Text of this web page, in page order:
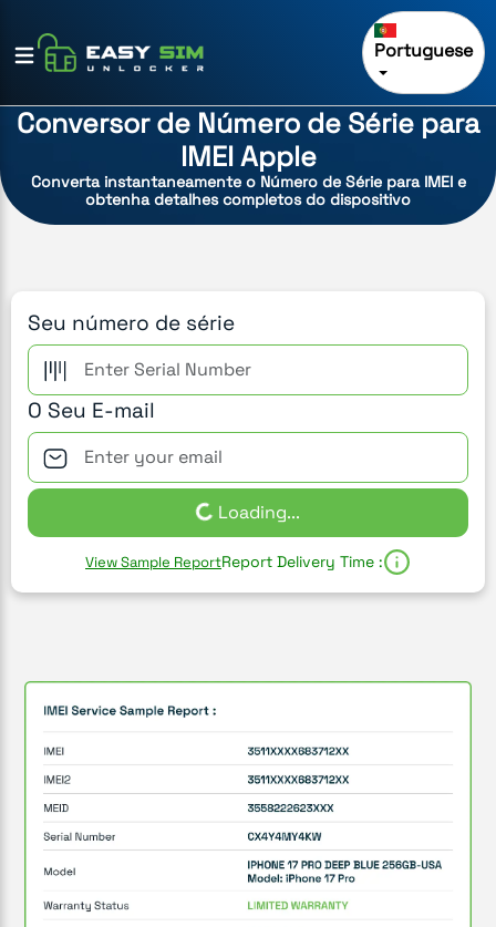
Portuguese
Conversor de Número de Série para
IMEI Apple
Converta instantaneamente o Número de Série para IMEI e
obtenha detalhes completos do dispositivo
Seu número de série
O Seu E-mail
Loading...
View Sample ReportReport Delivery Time :